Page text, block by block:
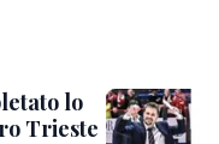
lo
Trieste